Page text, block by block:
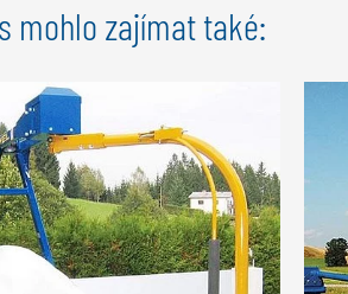
mohlo zajímat také: